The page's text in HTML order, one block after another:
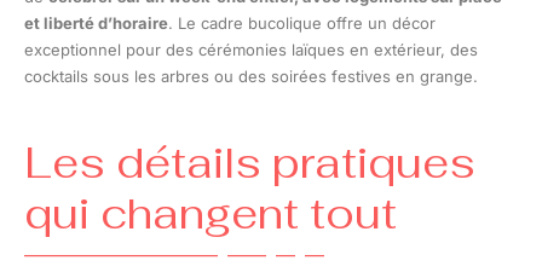
et liberté d’horaire. Le cadre bucolique offre un décor
exceptionnel pour des cérémonies laïques en extérieur, des
cocktails sous les arbres ou des soirées festives en grange.
Les détails pratiques
qui changent tout